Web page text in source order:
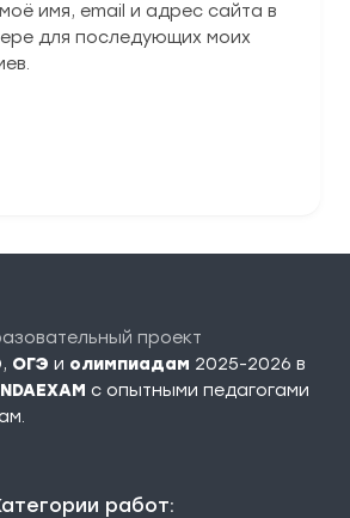
имя, email и адрес сайта в
для последующих моих
проект
, ОГЭ и олимпиадам 2025-2026 в
c опытными педагогами
работ: